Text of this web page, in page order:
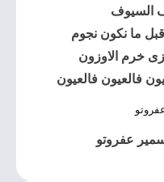
السيوف
ما نكون نجوم
خرم الاوزون
فالعيون فالعيون
عفروتو